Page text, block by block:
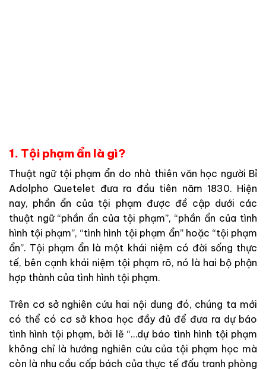
1. Tội phạm ẩn là gì?
Thuật ngữ tội phạm ẩn do nhà thiên văn học người Bỉ
Adolpho Quetelet đưa ra đầu tiên năm 1830. Hiện
nay, phần ẩn của tội phạm được đề cập dưới các
thuật ngữ “phần ẩn của tội phạm”, “phần ẩn của tình
hình tội phạm”, “tình hình tội phạm ẩn” hoặc “tội phạm
ẩn”. Tội phạm ẩn là một khái niệm có đời sống thực
tế, bên cạnh khái niệm tội phạm rõ, nó là hai bộ phận
hợp thành của tình hình tội phạm.
Trên cơ sở nghiên cứu hai nội dung đó, chúng ta mới
có thể có cơ sở khoa học đầy đủ để đưa ra dự báo
tình hình tội phạm, bởi lẽ “…dự báo tình hình tội phạm
không chỉ là hướng nghiên cứu của tội phạm học mà
còn là nhu cầu cấp bách của thực tế đấu tranh phòng